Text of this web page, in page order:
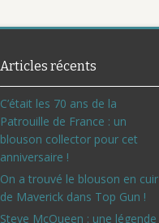
Articles récents
C’était les 70 ans de la
Patrouille de France : un
blouson collector pour cet
anniversaire !
On a trouvé le blouson en cuir
de Maverick dans Top Gun !
Steve McQueen : une légende